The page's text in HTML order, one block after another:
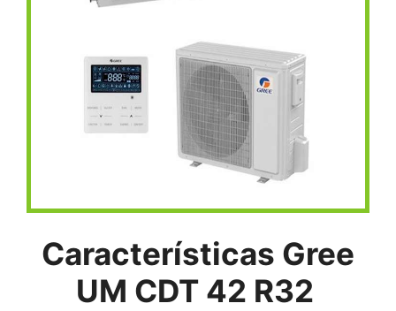
Características Gree
UM CDT 42 R32